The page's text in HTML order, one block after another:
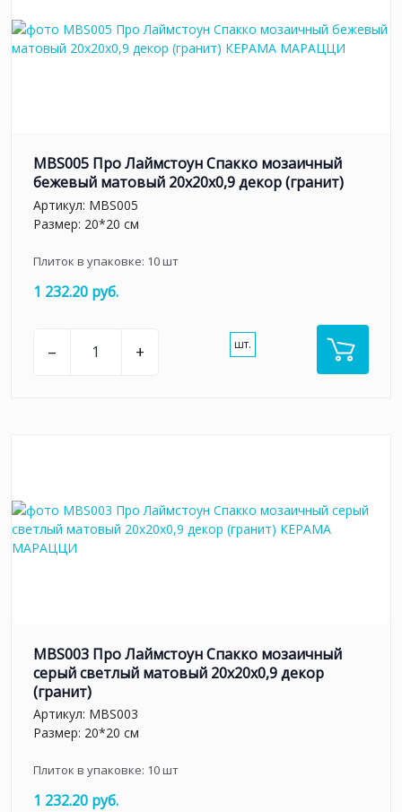
MBS005 Про Лаймстоун Спакко мозаичный
бежевый матовый 20х20х0,9 декор (гранит)
Артикул: MBS005
Размер: 20*20 см
Плиток в упаковке: 10шт
1 232.20 руб.
– + шт.
MBS003 Про Лаймстоун Спакко мозаичный
серый светлый матовый 20х20х0,9 декор
(гранит)
Артикул: MBS003
Размер: 20*20 см
Плиток в упаковке: 10шт
1 232.20 руб.